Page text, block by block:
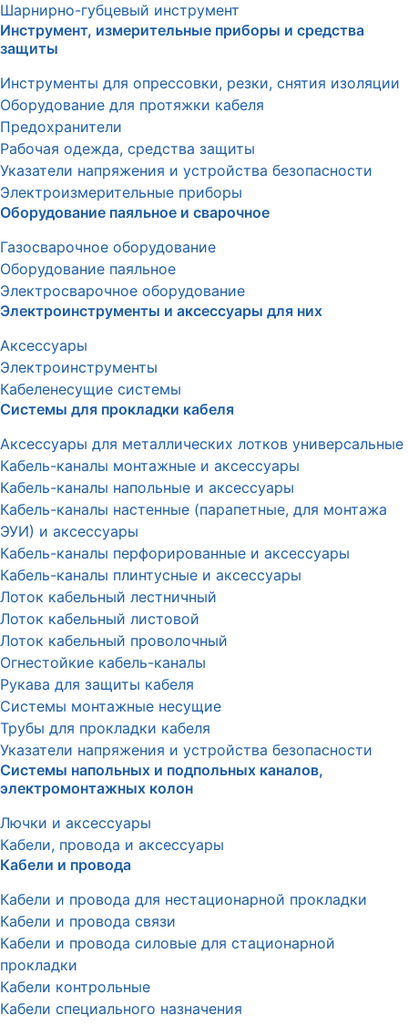
Шарнирно-губцевый инструмент
Инструмент, измерительные приборы и средства
защиты
Инструменты для опрессовки, резки, снятия изоляции
Оборудование для протяжки кабеля
Предохранители
Рабочая одежда, средства защиты
Указатели напряжения и устройства безопасности
Электроизмерительные приборы
Оборудование паяльное и сварочное
Газосварочное оборудование
Оборудование паяльное
Электросварочное оборудование
Электроинструменты и аксессуары для них
Аксессуары
Электроинструменты
Кабеленесущие системы
Системы для прокладки кабеля
Аксессуары для металлических лотков универсальные
Кабель-каналы монтажные и аксессуары
Кабель-каналы напольные и аксессуары
Кабель-каналы настенные (парапетные, для монтажа
ЭУИ) и аксессуары
Кабель-каналы перфорированные и аксессуары
Кабель-каналы плинтусные и аксессуары
Лоток кабельный лестничный
Лоток кабельный листовой
Лоток кабельный проволочный
Огнестойкие кабель-каналы
Рукава для защиты кабеля
Системы монтажные несущие
Трубы для прокладки кабеля
Указатели напряжения и устройства безопасности
Системы напольных и подпольных каналов,
электромонтажных колон
Лючки и аксессуары
Кабели, провода и аксессуары
Кабели и провода
Кабели и провода для нестационарной прокладки
Кабели и провода связи
Кабели и провода силовые для стационарной
прокладки
Кабели контрольные
Кабели специального назначения